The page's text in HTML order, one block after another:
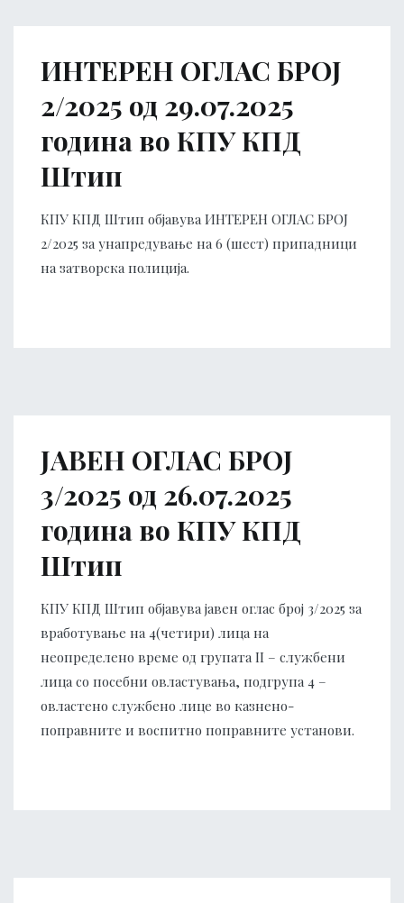
ИНТЕРЕН ОГЛАС БРОЈ
2/2025 од 29.07.2025
година во КПУ КПД
Штип
КПУ КПД Штип објавува ИНТЕРЕН ОГЛАС БРОЈ
2/2025 за унапредување на 6 (шест) припадници
на затворска полиција.
ЈАВЕН ОГЛАС БРОЈ
3/2025 од 26.07.2025
година во КПУ КПД
Штип
КПУ КПД Штип објавува јавен оглас број 3/2025 за
вработување на 4(четири) лица на
неопределено време од групата II – службени
лица со посебни овластувања, подгрупа 4 –
овластено службено лице во казнено-
поправните и воспитно поправните установи.